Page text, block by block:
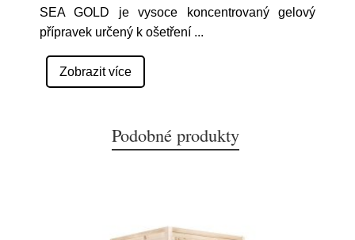
SEA GOLD je vysoce koncentrovaný gelový
přípravek určený k ošetření ...
Zobrazit více
Podobné produkty